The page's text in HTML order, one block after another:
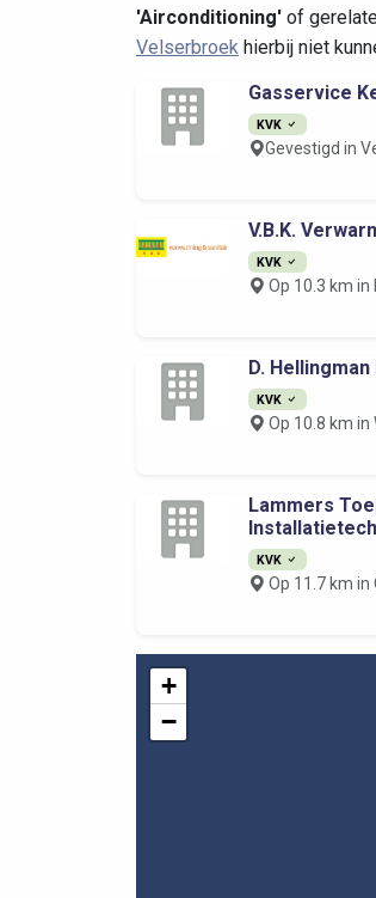
'Airconditioning' of
Velserbroek hierbij niet
Gasservice
KVK
Gevestigd in
V.B.K.
KVK
Op 10.3 km
D.
KVK
Op 10.8 km
Lammers
KVK
Op 11.7 km in
+
−